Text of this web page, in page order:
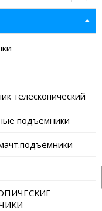
телескопический
подъемники